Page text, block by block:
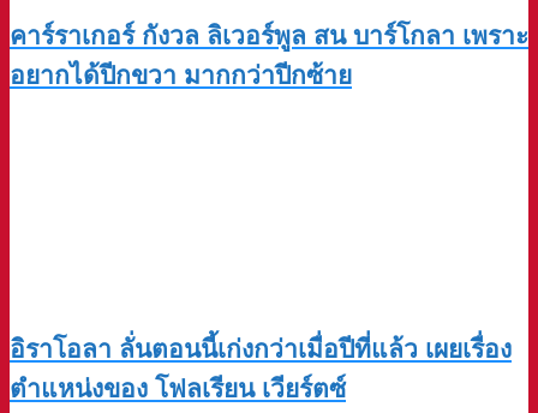
คาร์ราเกอร์ กังวล ลิเวอร์พูล สน บาร์โกลา เพราะ
อยากได้ปีกขวา มากกว่าปีกซ้าย
อิราโอลา ลั่นตอนนี้เก่งกว่าเมื่อปีที่แล้ว เผยเรื่อง
ตำแหน่งของ โฟลเรียน เวียร์ตซ์